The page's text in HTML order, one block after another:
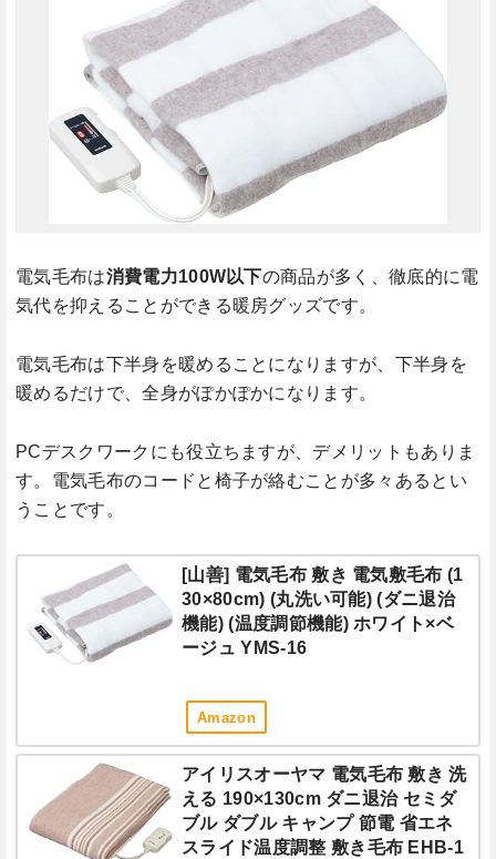
電気毛布は消費電力100W以下の商品が多く、徹底的に電
気代を抑えることができる暖房グッズです。
電気毛布は下半身を暖めることになりますが、下半身を
暖めるだけで、全身がぽかぽかになります。
PCデスクワークにも役立ちますが、デメリットもありま
す。電気毛布のコードと椅子が絡むことが多々あるとい
うことです。
[山善] 電気毛布 敷き 電気敷毛布 (1
30×80cm) (丸洗い可能) (ダニ退治
機能) (温度調節機能) ホワイト×ベ
ージュ YMS-16
Amazon
アイリスオーヤマ 電気毛布 敷き 洗
える 190×130cm ダニ退治 セミダ
ブル ダブル キャンプ 節電 省エネ
スライド温度調整 敷き毛布 EHB-1